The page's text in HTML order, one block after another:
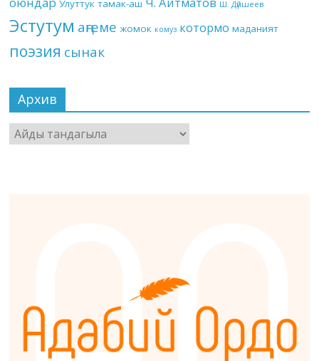
Улуттук тамак-аш Ш. Дүйшеев
Эстутум аңгеме жомок комуз котормо маданият
поэзия сынак
Архив
Архив